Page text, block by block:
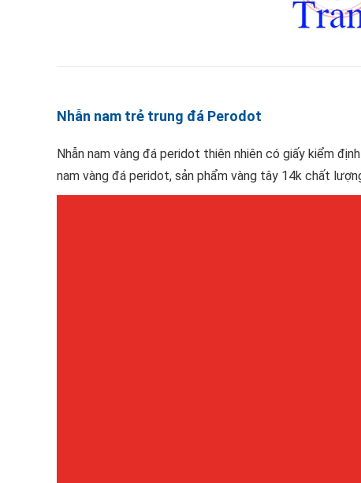
Nhẫn nam trẻ trung đá Perodot
Nhẫn nam vàng đá peridot thiên nhiên có giấy kiểm
nam vàng đá peridot, sản phẩm vàng tây 14k chất